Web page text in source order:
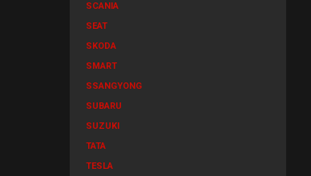
SCANIA
SEAT
SKODA
SMART
SSANGYONG
SUBARU
SUZUKI
TATA
TESLA